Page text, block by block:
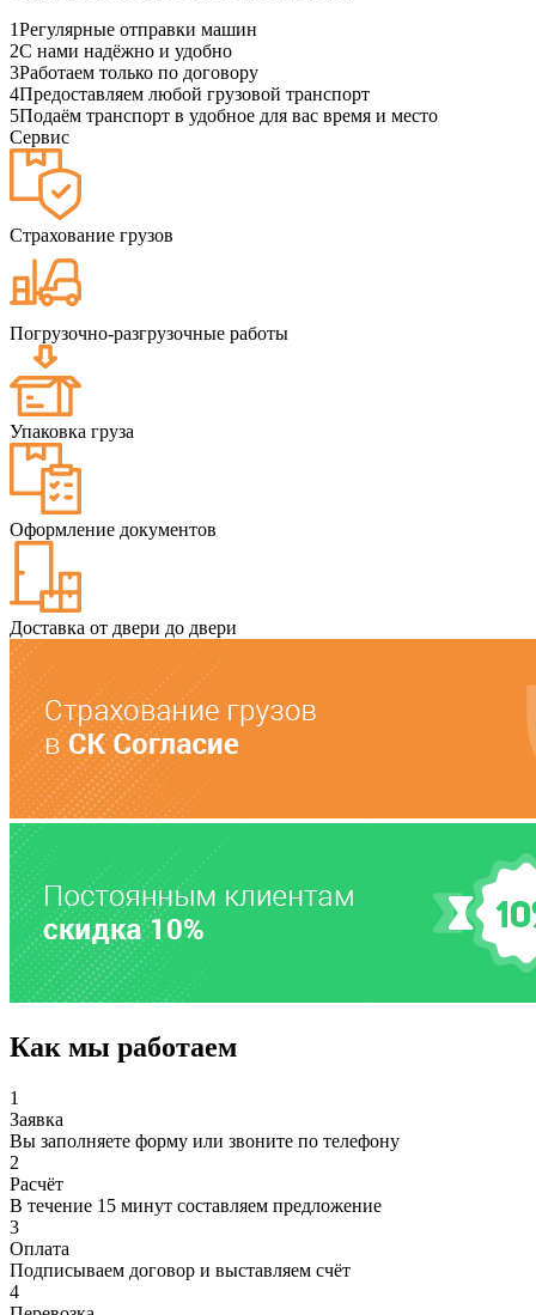
1Регулярные отправки машин
2С нами надёжно и удобно
3Работаем только по договору
4Предоставляем любой грузовой транспорт
5Подаём транспорт в удобное для вас время и место
Сервис
Страхование грузов
Погрузочно-разгрузочные работы
Упаковка груза
Оформление документов
Доставка от двери до двери
Как мы работаем
1
Заявка
Вы заполняете форму или звоните по телефону
2
Расчёт
В течение 15 минут составляем предложение
3
Оплата
Подписываем договор и выставляем счёт
4